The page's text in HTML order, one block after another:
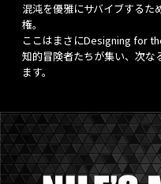
混沌を優雅にサバイブするた
権。
ここはまさにDesigning for
知的冒険者たちが集い、次な
ます。